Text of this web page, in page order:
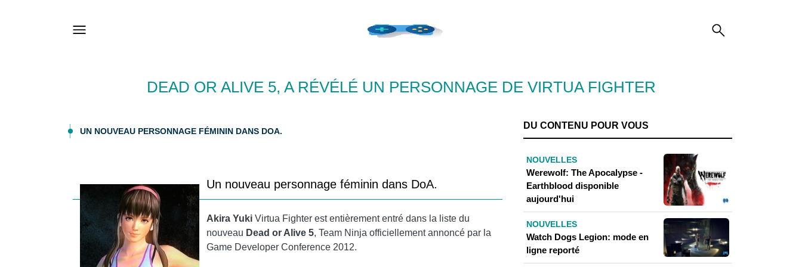
DEAD OR ALIVE 5, A RÉVÉLÉ UN PERSONNAGE DE VIRTUA FIGHTER
UN NOUVEAU PERSONNAGE FÉMININ DANS DOA.
Un nouveau personnage féminin dans DoA.
Akira Yuki Virtua Fighter est entièrement entré dans la liste du
nouveau Dead or Alive 5, Team Ninja officiellement annoncé par la
Game Developer Conference 2012.
DU CONTENU POUR VOUS
NOUVELLES
Werewolf: The Apocalypse -
Earthblood disponible
aujourd'hui
NOUVELLES
Watch Dogs Legion: mode en
ligne reporté